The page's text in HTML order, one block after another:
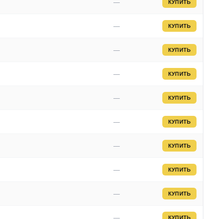
— КУПИТЬ
— КУПИТЬ
— КУПИТЬ
— КУПИТЬ
— КУПИТЬ
— КУПИТЬ
— КУПИТЬ
— КУПИТЬ
— КУПИТЬ
КУПИТЬ